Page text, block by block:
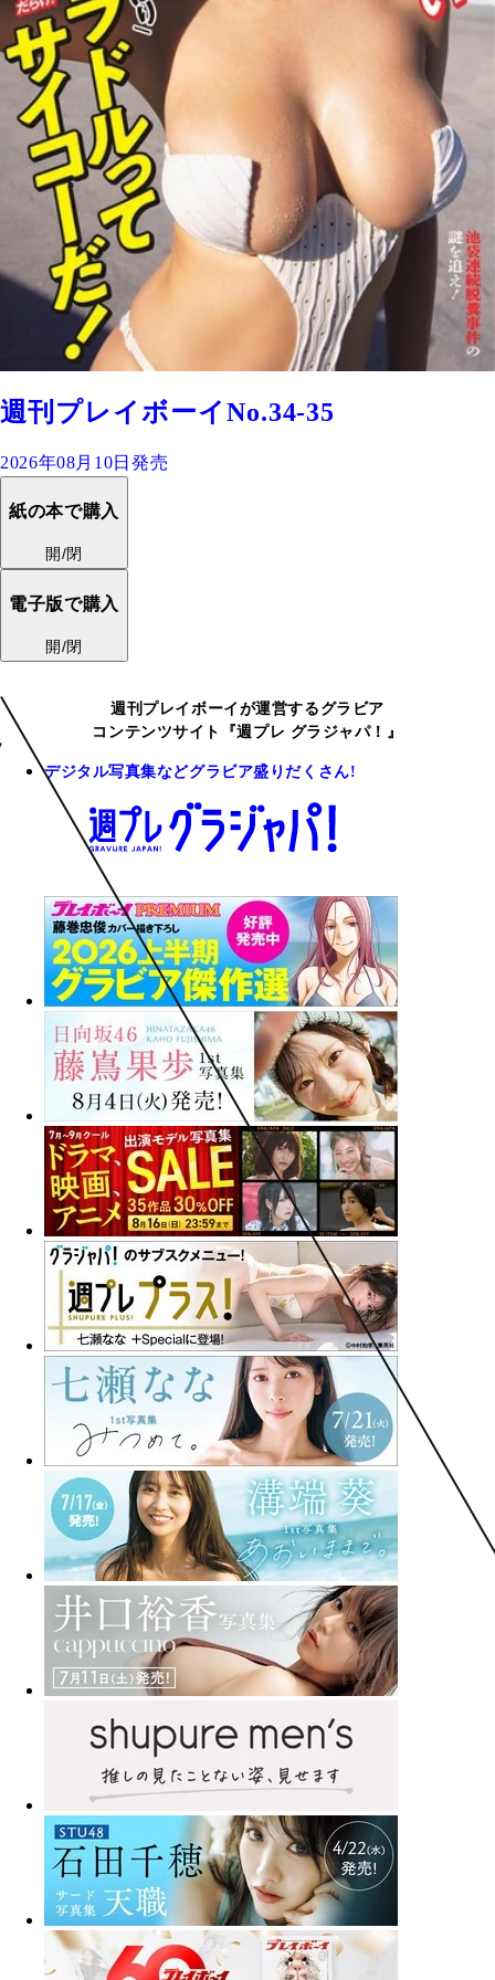
週刊プレイボーイNo.34-35
2026年08月10日発売
紙の本で購入
開/閉
電子版で購入
開/閉
週刊プレイボーイが運営するグラビア
コンテンツサイト『週プレ グラジャパ！』
デジタル写真集などグラビア盛りだくさん!